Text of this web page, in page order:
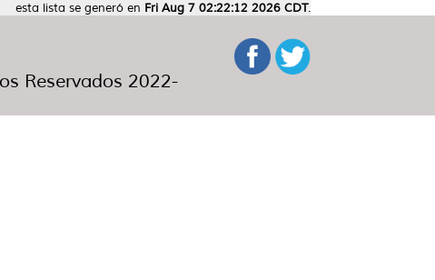
esta lista se generó en Fri Aug 7 02:22:12 2026 CDT.
Reservados 2022-